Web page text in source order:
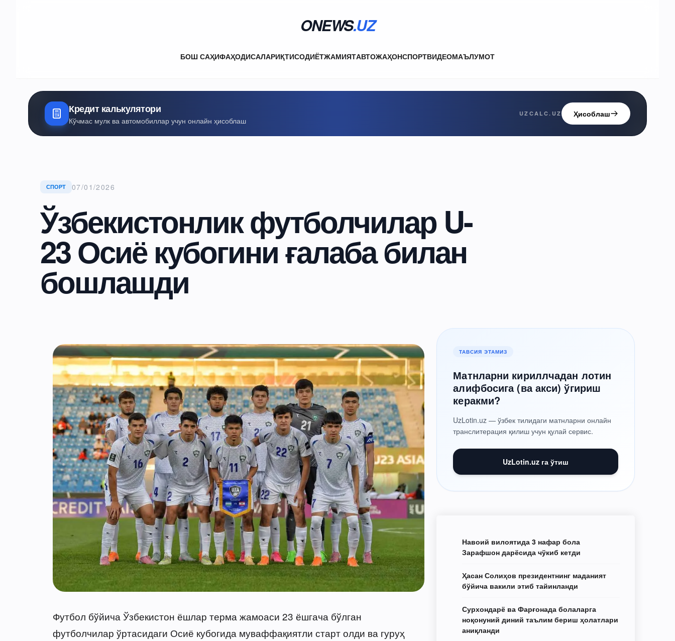
ONEWS.UZ
БОШ САҲИФАҲОДИСАЛАРИҚТИСОДИЁТЖАМИЯТАВТОЖАҲОНСПОРТВИДЕОМАЪЛУМОТ
Кредит калькулятори
Кўчмас мулк ва автомобиллар учун онлайн ҳисоблаш
UZCALC.UZ Ҳисоблаш
СПОРТ 07/01/2026
Ўзбекистонлик футболчилар U-
23 Осиё кубогини ғалаба билан
бошлашди
Футбол бўйича Ўзбекистон ёшлар терма жамоаси 23 ёшгача бўлган
футболчилар ўртасидаги Осиё кубогида муваффақиятли старт олди ва гуруҳ
ТАВСИЯ ЭТАМИЗ
Матнларни кириллчадан лотин
алифбосига (ва акси) ўгириш
керакми?
UzLotin.uz — ўзбек тилидаги матнларни онлайн
транслитерация қилиш учун қулай сервис.
UzLotin.uz га ўтиш
Навоий вилоятида 3 нафар бола
Зарафшон дарёсида чўкиб кетди
Ҳасан Солиҳов президентнинг маданият
бўйича вакили этиб тайинланди
Сурхондарё ва Фарғонада болаларга
ноқонуний диний таълим бериш ҳолатлари
аниқланди